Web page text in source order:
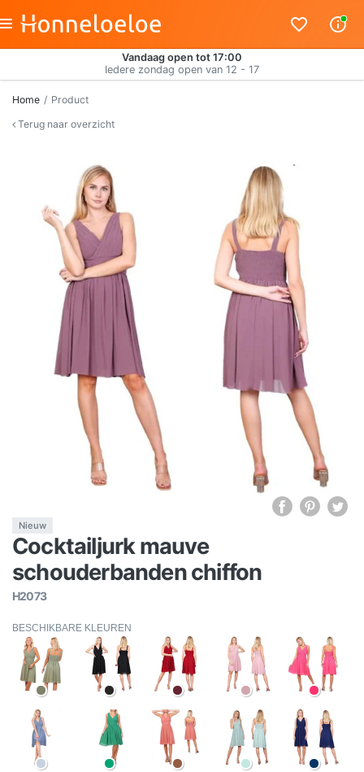
Vandaag open tot 17:00
Iedere zondag open van 12 - 17
Home
Product
Terug naar overzicht
Nieuw
Cocktailjurk mauve
schouderbanden chiffon
H2073
BESCHIKBARE KLEUREN